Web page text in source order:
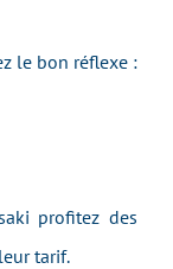
le bon réflexe :
profitez des
tarif.